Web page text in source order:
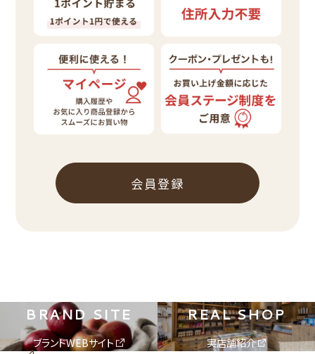
会員登録
BRAND SITE
ブランドWEBサイト
REAL SHOP
実店舗紹介